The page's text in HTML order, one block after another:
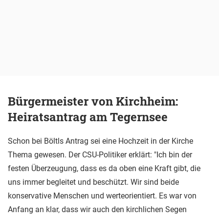
Bürgermeister von Kirchheim:
Heiratsantrag am Tegernsee
Schon bei Böltls Antrag sei eine Hochzeit in der Kirche
Thema gewesen. Der CSU-Politiker erklärt: "Ich bin der
festen Überzeugung, dass es da oben eine Kraft gibt, die
uns immer begleitet und beschützt. Wir sind beide
konservative Menschen und werteorientiert. Es war von
Anfang an klar, dass wir auch den kirchlichen Segen